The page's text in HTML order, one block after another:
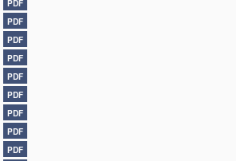
PDF
PDF
PDF
PDF
PDF
PDF
PDF
PDF
PDF